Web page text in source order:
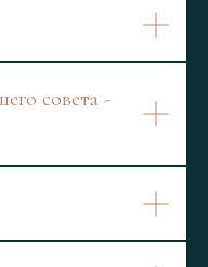
совета -